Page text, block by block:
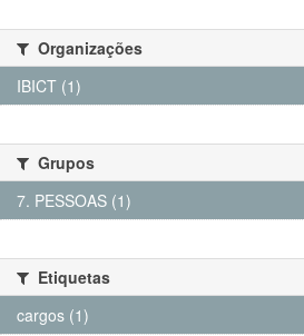
Organizações
IBICT (1)
Grupos
7. PESSOAS (1)
Etiquetas
cargos (1)